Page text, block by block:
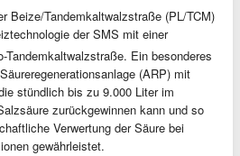
Beize/Tandemkaltwalzstraße (PL/TCM)
der SMS mit einer
Tandemkaltwalzstraße. Ein besonderes
(ARP) mit
stündlich bis zu 9.000 Liter im
zurückgewinnen kann und so
Verwertung der Säure bei
gewährleistet.